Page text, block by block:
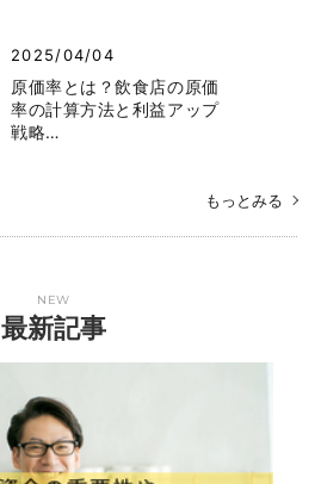
2025/04/04
原価率とは？飲食店の原価
率の計算方法と利益アップ
戦略…
もっとみる
NEW
最新記事